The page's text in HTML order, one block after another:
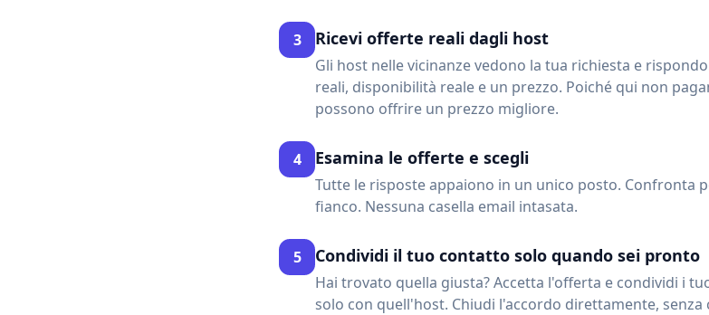
3 Ricevi offerte reali dagli host
Gli host nelle vicinanze vedono la tua richiesta e
reali, disponibilità reale e un prezzo. Poiché qui non
possono offrire un prezzo migliore.
4 Esamina le offerte e scegli
Tutte le risposte appaiono in un unico posto. Confronta
fianco. Nessuna casella email intasata.
5 Condividi il tuo contatto solo quando sei pronto
Hai trovato quella giusta? Accetta l'offerta e condividi i
solo con quell'host. Chiudi l'accordo direttamente,